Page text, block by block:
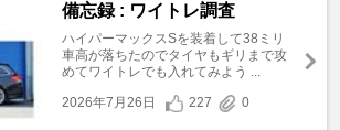
備忘録 : ワイトレ調査
ハイパーマックスSを装着して38ミリ
車高が落ちたのでタイヤもギリまで攻
めてワイトレでも入れてみよう ...
2026年7月26日
227 0